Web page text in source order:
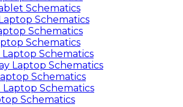
Schematics
Schematics
Schematics
Schematics
Schematics
Laptop Schematics
Schematics
Laptop Schematics
Schematics